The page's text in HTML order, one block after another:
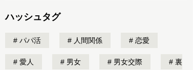
ハッシュタグ
パパ活 人間関係 恋愛
愛人 男女 男女交際 裏